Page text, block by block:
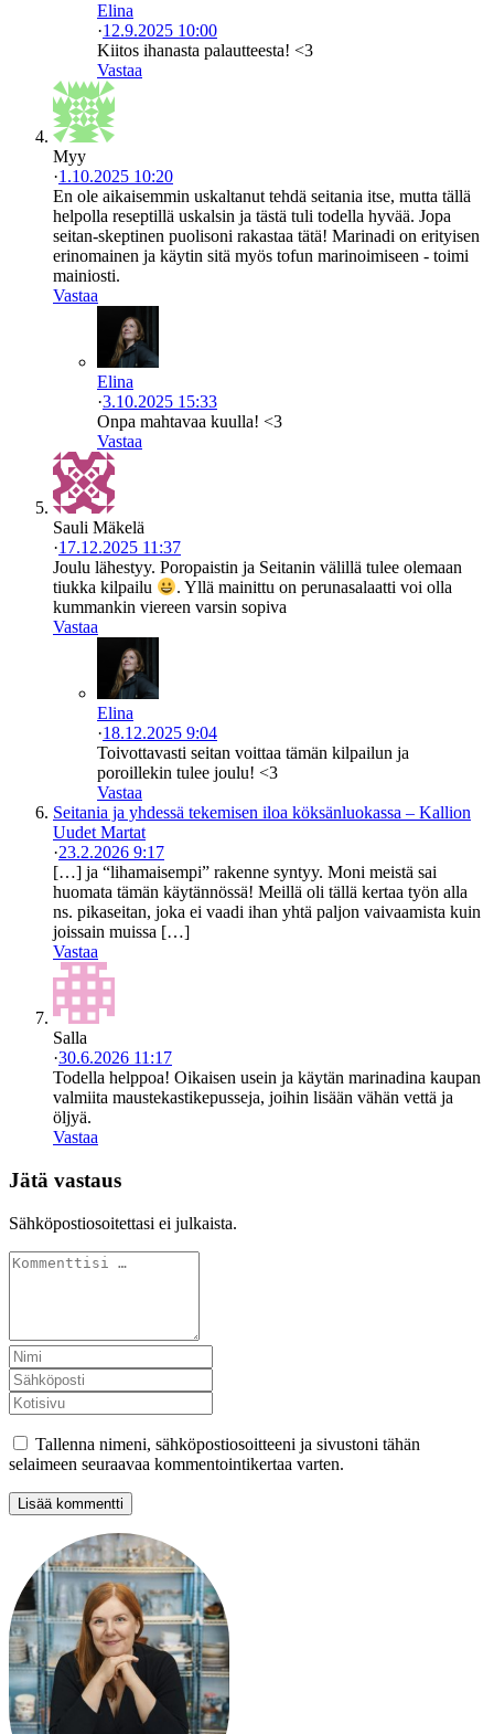
Elina
·12.9.2025 10:00
Kiitos ihanasta palautteesta! <3
Vastaa
Myy
·1.10.2025 10:20
En ole aikaisemmin uskaltanut tehdä seitania itse, mutta tällä
helpolla reseptillä uskalsin ja tästä tuli todella hyvää. Jopa
seitan-skeptinen puolisoni rakastaa tätä! Marinadi on erityisen
erinomainen ja käytin sitä myös tofun marinoimiseen - toimi
mainiosti.
Vastaa
Elina
·3.10.2025 15:33
Onpa mahtavaa kuulla! <3
Vastaa
Sauli Mäkelä
·17.12.2025 11:37
Joulu lähestyy. Poropaistin ja Seitanin välillä tulee olemaan
tiukka kilpailu
. Yllä mainittu on perunasalaatti voi olla
kummankin viereen varsin sopiva
Vastaa
Elina
·18.12.2025 9:04
Toivottavasti seitan voittaa tämän kilpailun ja
poroillekin tulee joulu! <3
Vastaa
Seitania ja yhdessä tekemisen iloa köksänluokassa – Kallion
Uudet Martat
·23.2.2026 9:17
[…] ja “lihamaisempi” rakenne syntyy. Moni meistä sai
huomata tämän käytännössä! Meillä oli tällä kertaa työn alla
ns. pikaseitan, joka ei vaadi ihan yhtä paljon vaivaamista kuin
joissain muissa […]
Vastaa
Salla
·30.6.2026 11:17
Todella helppoa! Oikaisen usein ja käytän marinadina kaupan
valmiita maustekastikepusseja, joihin lisään vähän vettä ja
öljyä.
Vastaa
Jätä vastaus
Sähköpostiosoitettasi ei julkaista.
Tallenna nimeni, sähköpostiosoitteeni ja sivustoni tähän
selaimeen seuraavaa kommentointikertaa varten.